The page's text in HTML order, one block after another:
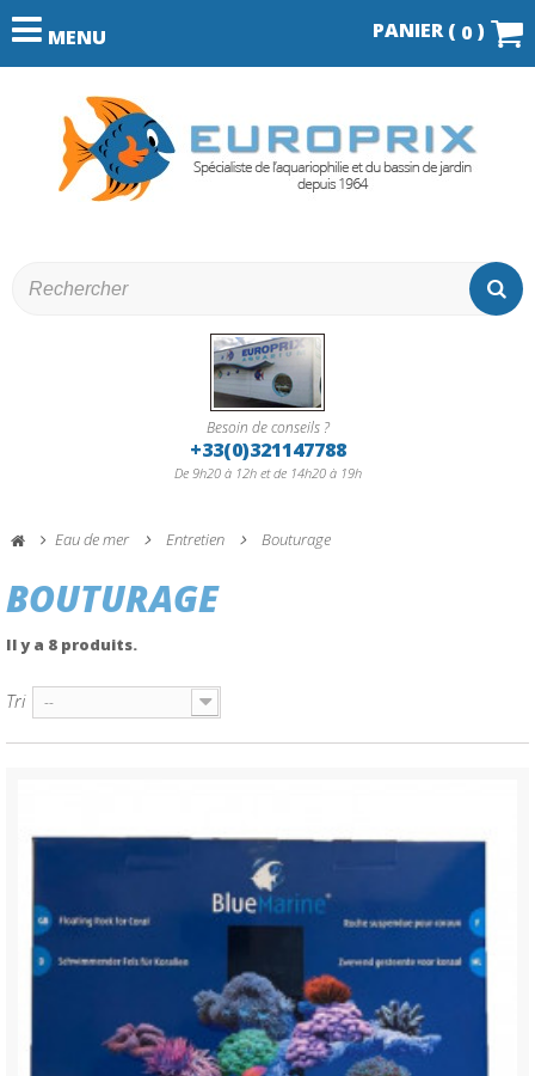
MENU PANIER ( 0 )
Besoin de conseils ?
+33(0)321147788
De 9h20 à 12h et de 14h20 à 19h
Eau de mer Entretien Bouturage
BOUTURAGE
Il y a 8 produits.
Tri --